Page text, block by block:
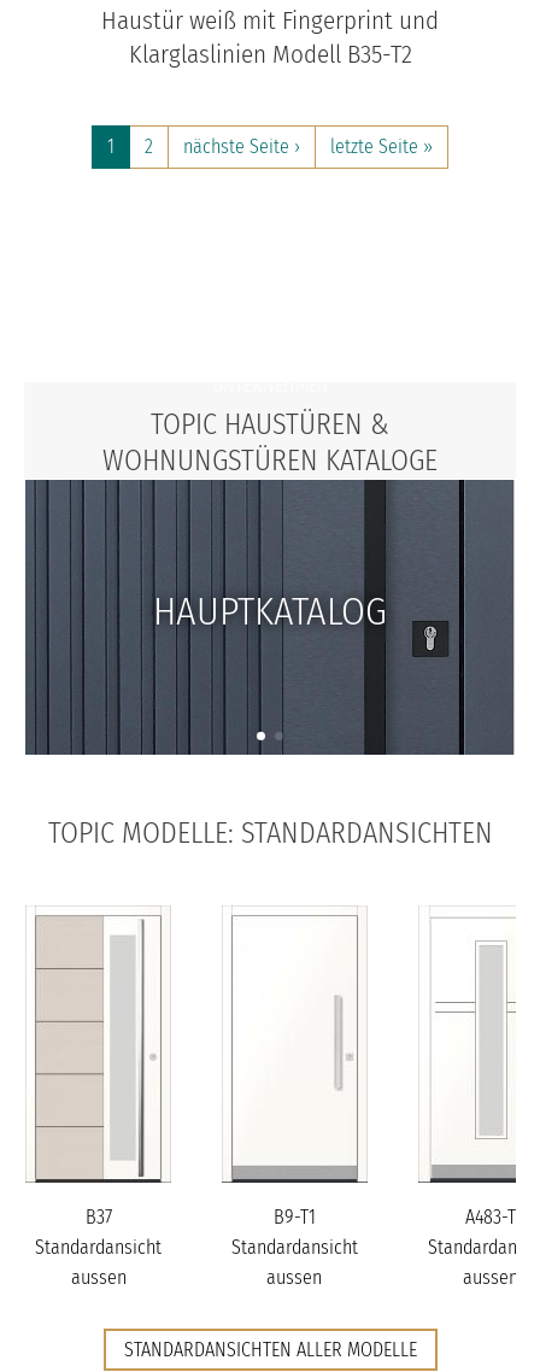
Haustür weiß mit Fingerprint und
Klarglaslinien Modell B35-T2
1 2 nächste Seite › letzte Seite »
TOPIC HAUSTÜREN &
WOHNUNGSTÜREN KATALOGE
HAUPTKATALOG
TOPIC MODELLE: STANDARDANSICHTEN
B37
Standardansicht
aussen
B9-T1
Standardansicht
aussen
A483-T
aussen
STANDARDANSICHTEN ALLER MODELLE